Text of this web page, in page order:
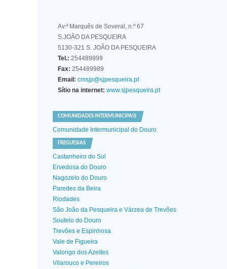
Av.ª Marquês de Soveral, n.º 67
S.JOÃO DA PESQUEIRA
5130-321 S. JOÃO DA PESQUEIRA
Tel.: 254489999
Fax: 254489989
Email: cmsjp@sjpesqueira.pt
Sítio na internet: www.sjpesqueira.pt
COMUNIDADES INTERMUNICIPAIS
Comunidade Intermunicipal do Douro
FREGUESIAS
Castanheiro do Sul
Ervedosa do Douro
Nagozelo do Douro
Paredes da Beira
Riodades
São João da Pesqueira e Várzea de Trevões
Soutelo do Douro
Trevões e Espinhosa
Vale de Figueira
Valongo dos Azeites
Vilarouco e Pereiros